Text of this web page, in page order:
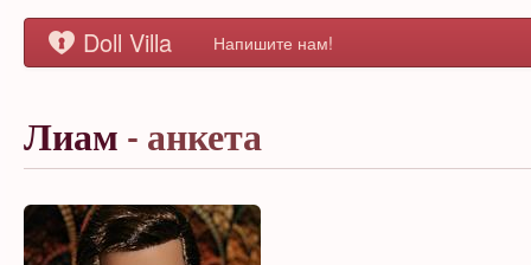
Doll Villa Напишите нам!
Лиам - анкета